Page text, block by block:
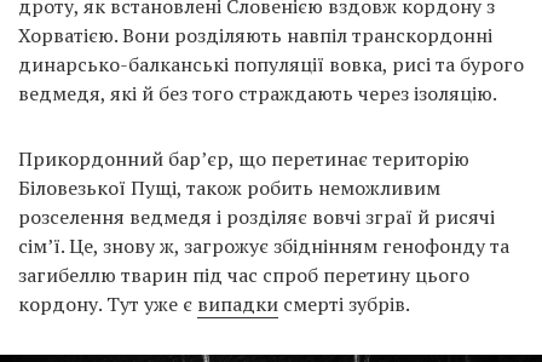
дроту, як встановлені Словенією вздовж кордону з
Хорватією. Вони розділяють навпіл транскордонні
динарсько-балканські популяції вовка, рисі та бурого
ведмедя, які й без того страждають через ізоляцію.
Прикордонний бар’єр, що перетинає територію
Біловезької Пущі, також робить неможливим
розселення ведмедя і розділяє вовчі зграї й рисячі
сім’ї. Це, знову ж, загрожує збіднінням генофонду та
загибеллю тварин під час спроб перетину цього
кордону. Тут уже є випадки смерті зубрів.